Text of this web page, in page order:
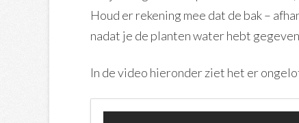
Houd er rekening mee dat de bak –
nadat je de planten water hebt
In de video hieronder ziet het er